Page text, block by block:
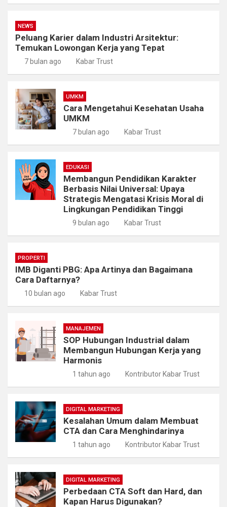
NEWS
Peluang Karier dalam Industri Arsitektur:
Temukan Lowongan Kerja yang Tepat
7 bulan ago Kabar Trust
UMKM
Cara Mengetahui Kesehatan Usaha
UMKM
7 bulan ago Kabar Trust
EDUKASI
Membangun Pendidikan Karakter
Berbasis Nilai Universal: Upaya
Strategis Mengatasi Krisis Moral di
Lingkungan Pendidikan Tinggi
9 bulan ago Kabar Trust
PROPERTI
IMB Diganti PBG: Apa Artinya dan Bagaimana
Cara Daftarnya?
10 bulan ago Kabar Trust
MANAJEMEN
SOP Hubungan Industrial dalam
Membangun Hubungan Kerja yang
Harmonis
1 tahun ago Kontributor Kabar Trust
DIGITAL MARKETING
Kesalahan Umum dalam Membuat
CTA dan Cara Menghindarinya
1 tahun ago Kontributor Kabar Trust
DIGITAL MARKETING
Perbedaan CTA Soft dan Hard, dan
Kapan Harus Digunakan?